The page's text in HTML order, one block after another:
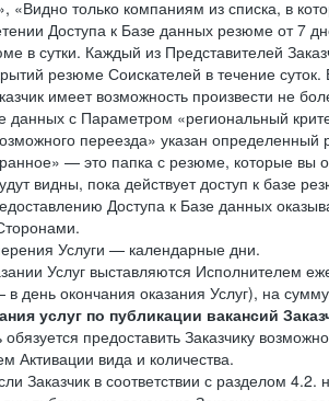
«Видно только компаниям из списка, в
Доступа к Базе данных резюме от 7
в сутки. Каждый из Представителей
резюме Соискателей в течение
имеет возможность произвести не
данных с Параметром «региональный
переезда» указан определенный
— это папка с резюме, которые вы
видны, пока действует доступ к базе
Доступа к Базе данных
Услуги — календарные дни.
Услуг выставляются Исполнителем
в день окончания оказания Услуг), на
услуг по публикации вакансий
предоставить Заказчику
Активации вида и количества.
Заказчик в соответствии с разделом